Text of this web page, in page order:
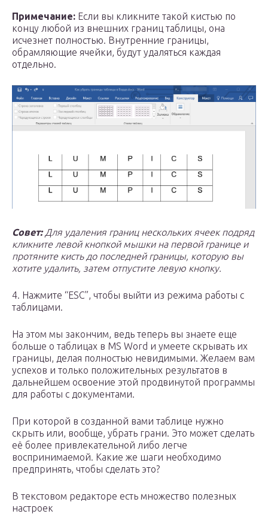
Примечание: Если вы кликните такой кистью по
концу любой из внешних границ таблицы, она
исчезнет полностью. Внутренние границы,
обрамляющие ячейки, будут удаляться каждая
отдельно.
Совет:Для удаления границ нескольких ячеек подряд
кликните левой кнопкой мышки на первой границе и
протяните кисть до последней границы, которую вы
хотите удалить, затем отпустите левую кнопку.
4. Нажмите “ESC”, чтобы выйти из режима работы с
таблицами.
На этом мы закончим, ведь теперь вы знаете еще
больше о таблицах в MS Word и умеете скрывать их
границы, делая полностью невидимыми. Желаем вам
успехов и только положительных результатов в
дальнейшем освоение этой продвинутой программы
для работы с документами.
При которой в созданной вами таблице нужно
скрыть или, вообще, убрать грани. Это может сделать
её более привлекательной либо легче
воспринимаемой. Какие же шаги необходимо
предпринять, чтобы сделать это?
В текстовом редакторе есть множество полезных
настроек